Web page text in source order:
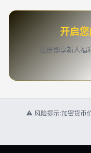
开启
注册即享新人福
⚠ 风险提示:加密货币